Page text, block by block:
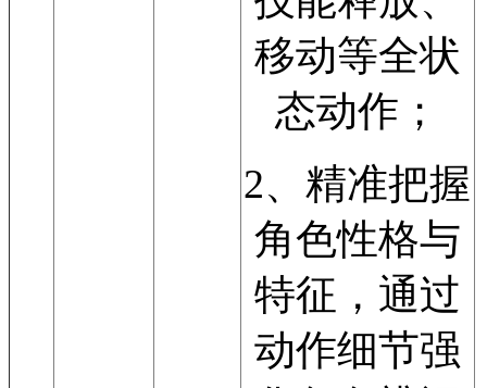
移动等全状
态动作；
2、精准把握
角色性格与
特征，通过
动作细节强